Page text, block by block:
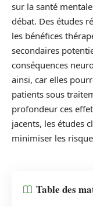
sur la santé
débat. Des études
les bénéfices
secondaires
conséquences
ainsi, car elles
patients sous
profondeur ces
jacents, les études
minimiser les
Table des